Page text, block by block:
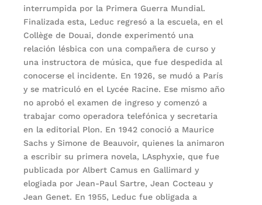
interrumpida por la Primera Guerra Mundial.
Finalizada esta, Leduc regresó a la escuela, en el
Collège de Douai, donde experimentó una
relación lésbica con una compañera de curso y
una instructora de música, que fue despedida al
conocerse el incidente. En 1926, se mudó a París
y se matriculó en el Lycée Racine. Ese mismo año
no aprobó el examen de ingreso y comenzó a
trabajar como operadora telefónica y secretaria
en la editorial Plon. En 1942 conoció a Maurice
Sachs y Simone de Beauvoir, quienes la animaron
a escribir su primera novela, LAsphyxie, que fue
publicada por Albert Camus en Gallimard y
elogiada por Jean-Paul Sartre, Jean Cocteau y
Jean Genet. En 1955, Leduc fue obligada a